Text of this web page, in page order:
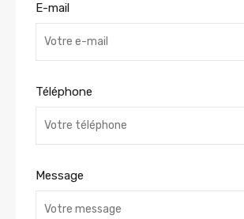
E-mail
Téléphone
Message